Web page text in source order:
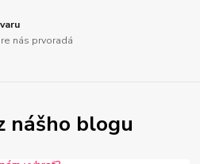
nás prvoradá
nášho blogu